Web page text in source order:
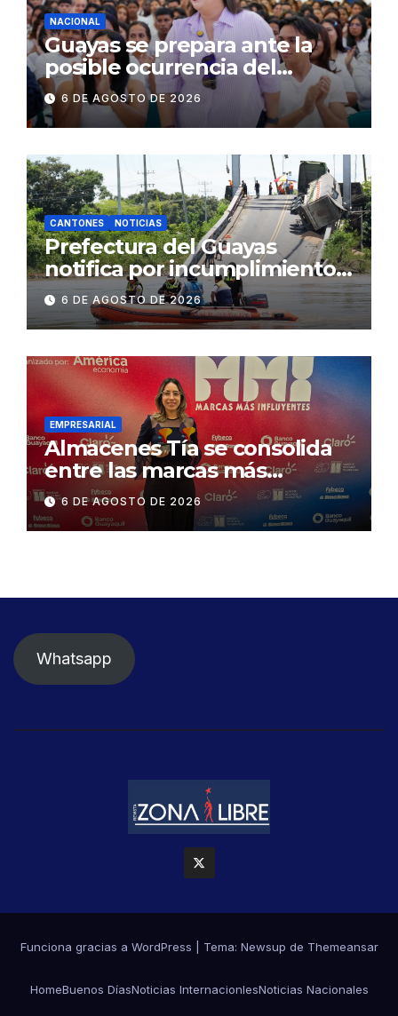
NACIONAL
Guayas se prepara ante la
posible ocurrencia del
fenómeno de El Niño:
Gobierno Nacional capacita a
2.500 jóvenes
6 DE AGOSTO DE 2026
CANTONES NOTICIAS
Prefectura del Guayas
notifica por incumplimiento
contractual a la
Concesionaria CONORTE y
exige celeridad en
desmontaje del puente
Gonzalo Icaza Cornejo, en
Daule
6 DE AGOSTO DE 2026
EMPRESARIAL
Almacenes Tía se consolida
entre las marcas más
influyentes del Ecuador
6 DE AGOSTO DE 2026
Whatsapp
Funciona gracias a WordPress Tema: Newsup de Themeansar
HomeBuenos DíasNoticias InternacionlesNoticias Nacionales